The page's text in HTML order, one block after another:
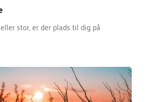
stor, er der plads til dig på